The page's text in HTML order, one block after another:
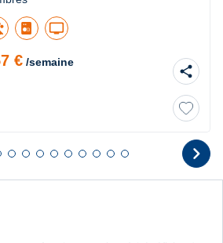
tv
€ /semaine
share
chevron_right
1 sur 12
2 sur 12
3 sur 12
Diapositive 4 sur 12
Diapositive 5 sur 12
Diapositive 6 sur 12
Diapositive 7 sur 12
Diapositive 8 sur 12
Diapositive 9 sur 12
Diapositive 10 sur 12
Diapositive 11 sur 12
Diapositive 12 sur